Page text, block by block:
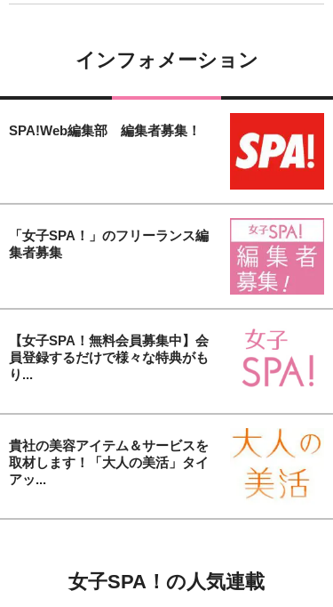
インフォメーション
SPA!Web編集部 編集者募集！
「女子SPA！」のフリーランス編
集者募集
【女子SPA！無料会員募集中】会
員登録するだけで様々な特典がも
り...
貴社の美容アイテム＆サービスを
取材します！「大人の美活」タイ
アッ...
女子SPA！の人気連載